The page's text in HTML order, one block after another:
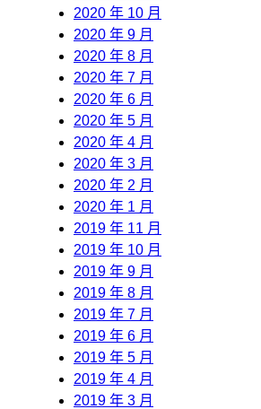
2020 年 10 月
2020 年 9 月
2020 年 8 月
2020 年 7 月
2020 年 6 月
2020 年 5 月
2020 年 4 月
2020 年 3 月
2020 年 2 月
2020 年 1 月
2019 年 11 月
2019 年 10 月
2019 年 9 月
2019 年 8 月
2019 年 7 月
2019 年 6 月
2019 年 5 月
2019 年 4 月
2019 年 3 月